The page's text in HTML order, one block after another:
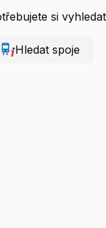
si
Hledat spoje